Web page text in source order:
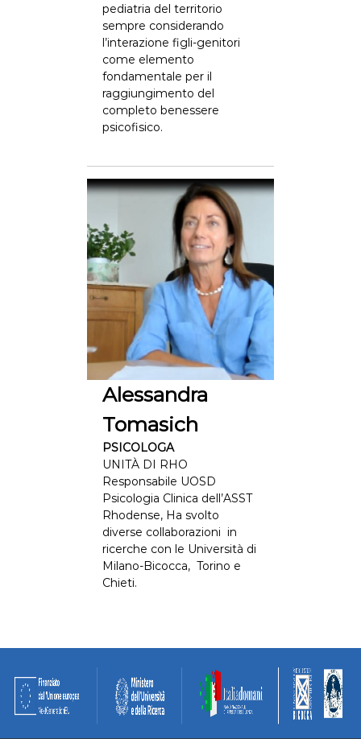
pediatria del territorio
sempre considerando
l’interazione figli-genitori
come elemento
fondamentale per il
raggiungimento del
completo benessere
psicofisico.
Alessandra
Tomasich
PSICOLOGA
UNITÀ DI RHO
Responsabile UOSD
Psicologia Clinica dell’ASST
Rhodense, Ha svolto
diverse collaborazioni in
ricerche con le Università di
Milano-Bicocca, Torino e
Chieti.